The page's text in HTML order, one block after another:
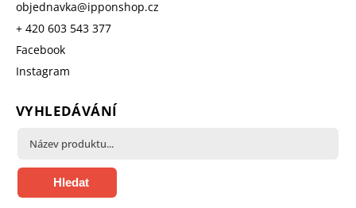
objednavka@ipponshop.cz
+ 420 603 543 377
Facebook
Instagram
VYHLEDÁVÁNÍ
Hledat